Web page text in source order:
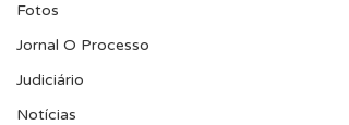
Fotos
Jornal O Processo
Judiciário
Notícias